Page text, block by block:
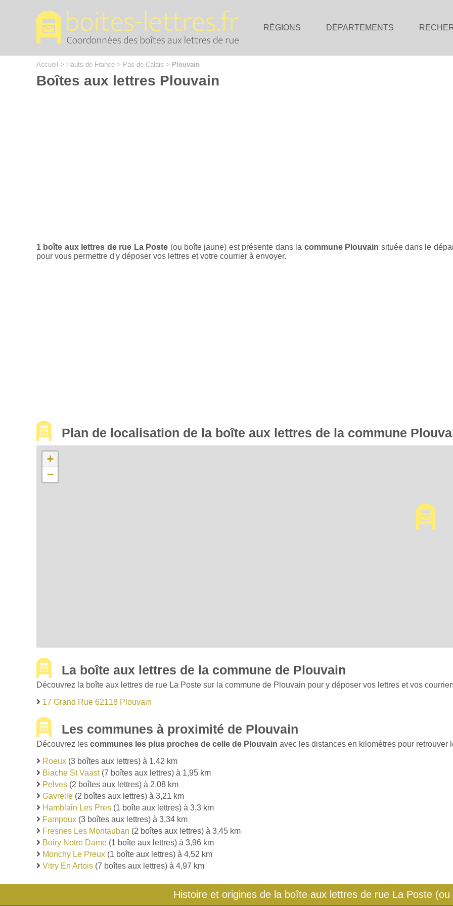
RÉGIONS DÉPARTEMENTS
Accueil > Hauts-de-France > Pas-de-Calais > Plouvain
Boîtes aux lettres Plouvain
1 boîte aux lettres de rue La Poste (ou boîte jaune) est présente dans la commune Plouvain située dans le
pour vous permettre d'y déposer vos lettres et votre courrier à envoyer.
Plan de localisation de la boîte aux lettres de la commune
+
−
La boîte aux lettres de la commune de Plouvain
Découvrez la boîte aux lettres de rue La Poste sur la commune de Plouvain pour y déposer vos lettres et vos
17 Grand Rue 62118 Plouvain
Les communes à proximité de Plouvain
Découvrez les communes les plus proches de celle de Plouvain avec les distances en kilomètres pour retrouver
Roeux (3 boîtes aux lettres) à 1,42 km
Biache St Vaast(7 boîtes aux lettres) à 1,95 km
Pelves (2 boîtes aux lettres) à 2,08 km
Gavrelle (2 boîtes aux lettres) à 3,21 km
Hamblain Les Pres (1 boîte aux lettres) à 3,3 km
Fampoux (3 boîtes aux lettres) à 3,34 km
Fresnes Les Montauban (2 boîtes aux lettres) à 3,45 km
Boiry Notre Dame (1 boîte aux lettres) à 3,96 km
Monchy Le Preux (1 boîte aux lettres) à 4,52 km
Vitry En Artois (7 boîtes aux lettres) à 4,97 km
Histoire et origines de la boîte aux lettres de rue La Poste